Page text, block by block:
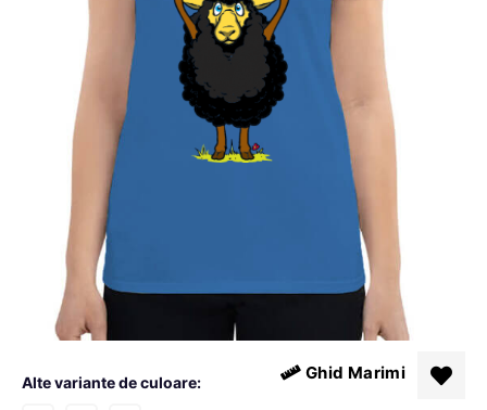
Alte variante de culoare: Ghid Marimi